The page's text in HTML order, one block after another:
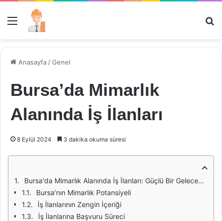
Menü
Anasayfa /Genel
Bursa’da Mimarlık
Alanında İş İlanları
8 Eylül 2024 3 dakika okuma süresi
Bursa'da Mimarlık Alanında İş İlanları: Güçlü Bir Geleceğe Adım Atmak
Bursa’nın Mimarlık Potansiyeli
İş İlanlarının Zengin İçeriği
İş İlanlarına Başvuru Süreci